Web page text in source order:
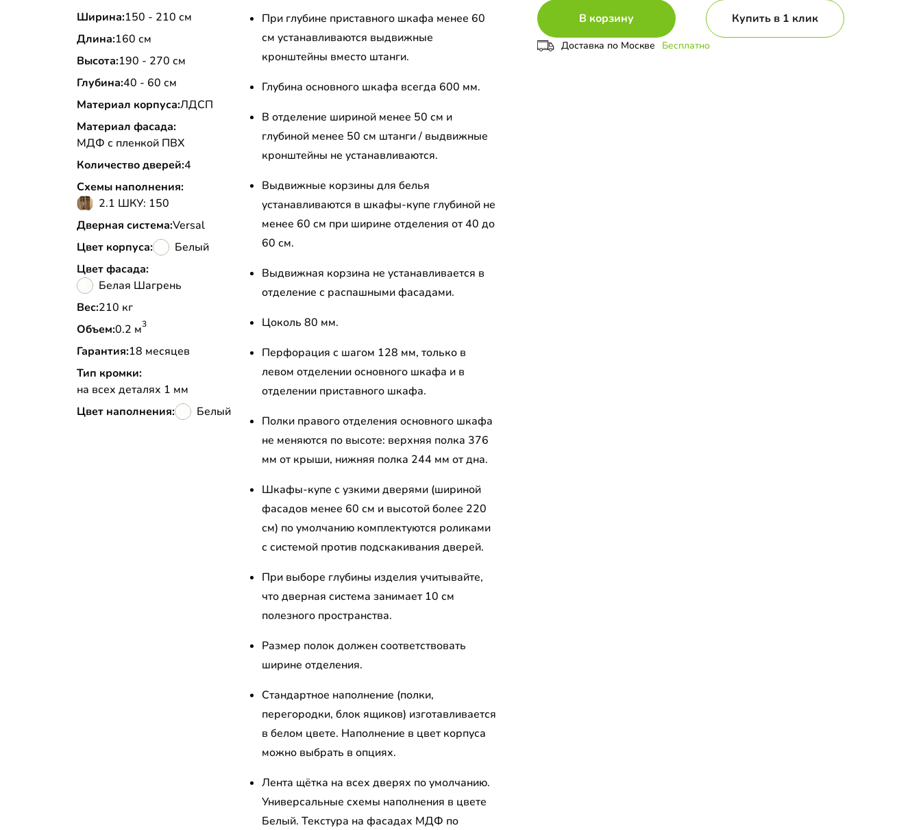
В корзину Купить в 1 клик
Доставка по Москве Бесплатно
Ширина:150 - 210 см
Длина:160 см
Высота:190 - 270 см
Глубина:40 - 60 см
Материал корпуса:ЛДСП
Материал фасада:
МДФ с пленкой ПВХ
Количество дверей:4
Схемы наполнения:
2.1 ШКУ: 150
Дверная система:Versal
Цвет корпуса:
Белый
Цвет фасада:
Белая Шагрень
Вес:
210 кг
Объем:
0.2 м3
Гарантия:18 месяцев
Тип кромки:
на всех деталях 1 мм
Цвет наполнения:
Белый
При глубине приставного шкафа менее 60
см устанавливаются выдвижные
кронштейны вместо штанги.
Глубина основного шкафа всегда 600 мм.
В отделение шириной менее 50 см и
глубиной менее 50 см штанги / выдвижные
кронштейны не устанавливаются.
Выдвижные корзины для белья
устанавливаются в шкафы-купе глубиной не
менее 60 см при ширине отделения от 40 до
60 см.
Выдвижная корзина не устанавливается в
отделение с распашными фасадами.
Цоколь 80 мм.
Перфорация с шагом 128 мм, только в
левом отделении основного шкафа и в
отделении приставного шкафа.
Полки правого отделения основного шкафа
не меняются по высоте: верхняя полка 376
мм от крыши, нижняя полка 244 мм от дна.
Шкафы-купе с узкими дверями (шириной
фасадов менее 60 см и высотой более 220
см) по умолчанию комплектуются роликами
с системой против подскакивания дверей.
При выборе глубины изделия учитывайте,
что дверная система занимает 10 см
полезного пространства.
Размер полок должен соответствовать
ширине отделения.
Стандартное наполнение (полки,
перегородки, блок ящиков) изготавливается
в белом цвете. Наполнение в цвет корпуса
можно выбрать в опциях.
Лента щётка на всех дверях по умолчанию.
Универсальные схемы наполнения в цвете
Белый. Текстура на фасадах МДФ по